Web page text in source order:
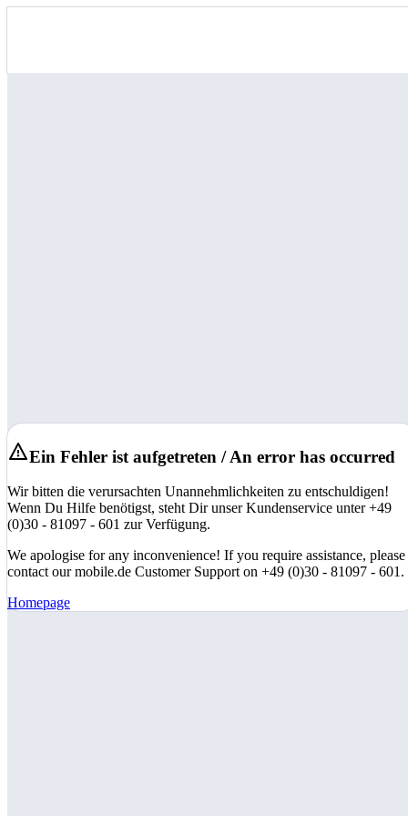
Ein Fehler ist aufgetreten / An error has occurred
Wir bitten die verursachten Unannehmlichkeiten zu entschuldigen!
Wenn Du Hilfe benötigst, steht Dir unser Kundenservice unter +49
(0)30 - 81097 - 601 zur Verfügung.
We apologise for any inconvenience! If you require assistance, please
contact our mobile.de Customer Support on +49 (0)30 - 81097 - 601.
Homepage